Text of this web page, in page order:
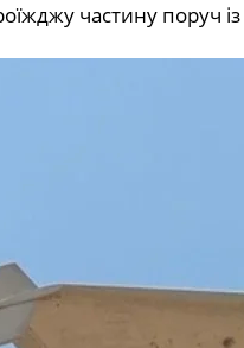
частину поруч